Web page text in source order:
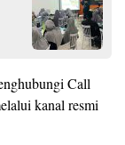
Call
kanal resmi